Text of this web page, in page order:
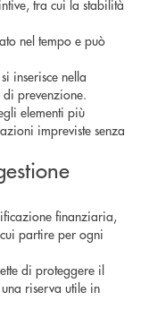
tra cui la stabilità
nel tempo e può
inserisce nella
prevenzione.
elementi più
impreviste senza
finanziaria,
partire per ogni
di proteggere il
riserva utile in